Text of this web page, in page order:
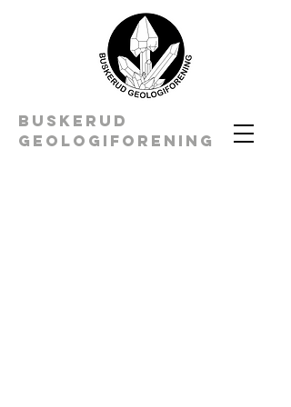
BUSKERUD
geologiforening